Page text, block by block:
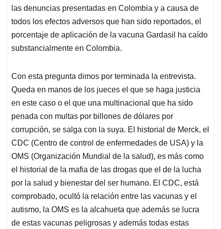
las denuncias presentadas en Colombia y a causa de
todos los efectos adversos que han sido reportados, el
porcentaje de aplicación de la vacuna Gardasil ha caído
substancialmente en Colombia.
Con esta pregunta dimos por terminada la entrevista.
Queda en manos de los jueces el que se haga justicia
en este caso o el que una multinacional que ha sido
penada con multas por billones de dólares por
corrupción, se salga con la suya. El historial de Merck, el
CDC (Centro de control de enfermedades de USA) y la
OMS (Organización Mundial de la salud), es más como
el historial de la mafia de las drogas que el de la lucha
por la salud y bienestar del ser humano. El CDC, está
comprobado, ocultó la relación entre las vacunas y el
autismo, la OMS es la alcahueta que además se lucra
de estas vacunas peligrosas y además todas estas